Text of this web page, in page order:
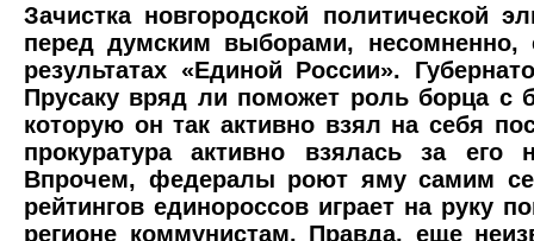
Зачистка новгородской политической
перед думским выборами, несомненно,
результатах «Единой России».
Прусаку вряд ли поможет роль борца с
которую он так активно взял на себя
прокуратура активно взялась за его
Впрочем, федералы роют яму самим
рейтингов единороссов играет на руку
регионе коммунистам. Правда, еще